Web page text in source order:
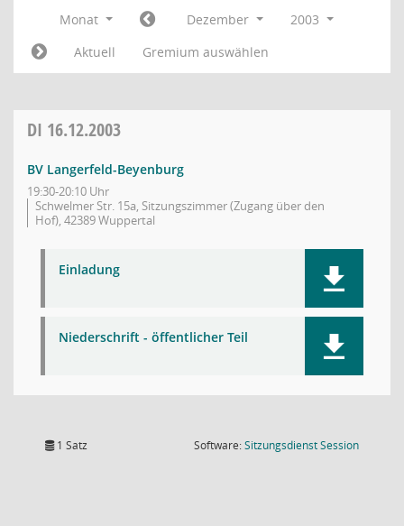
Monat Dezember
2003
Aktuell
Gremium auswählen
DI 16.12.2003
BV Langerfeld-Beyenburg
19:30-20:10 Uhr
Schwelmer Str. 15a, Sitzungszimmer (Zugang über den
Hof), 42389 Wuppertal
Einladung
Niederschrift - öffentlicher Teil
1 Satz Software:SitzungsdienstSession(Wird in